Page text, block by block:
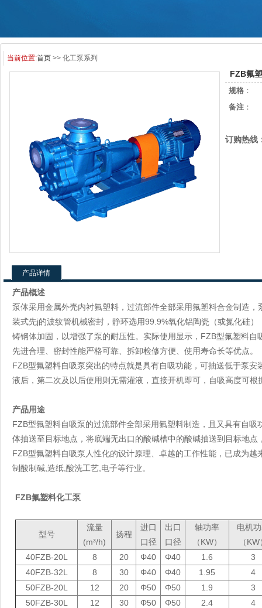
当前位置:首页 >> 化工泵系列
FZB氟
规格：
备注：
订购热线
产品详情
产品概述
泵体采用金属外壳内衬氟塑料，过流部件全部采用氟塑料合金制造
装式先j的波纹管机械密封，静环选用99.9%氧化铝陶瓷（或氮化硅
铸钢体加固，以增强了泵的耐压性。实际使用显示，FZB型氟塑料
先进合理、密封性能严格可靠、拆卸检修方便、使用寿命长等优点。
FZB型氟塑料自吸泵突出的特点就是具有自吸功能，可抽送低于泵
液后，第二次及以后使用则无需灌液，直接开机即可，自吸高度可
产品用途
FZB型氟塑料自吸泵的过流部件全部采用氟塑料制造，且又具有自
体抽送至目标地点，将底端无出口的酸碱槽中的酸碱抽送到目标地
FZB型氟塑料自吸泵人性化的设计原理、卓越的工作性能，已成为
制酸制碱,造纸,酸洗工艺,电子等行业。
FZB氟塑料化工泵
型号
流量
(m³/h)
扬程
进口
口径
出口
口径
轴功率
（KW）
电机
（
40FZB-20L
8 20 Φ40 Φ40 1.6
3
40FZB-32L
8 30 Φ40 Φ40 1.95
4
50FZB-20L
12 20 Φ50 Φ50 1.9
3
50FZB-30L
12 30 Φ50 Φ50 2.4
4